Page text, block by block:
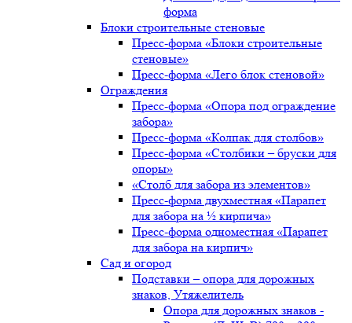
форма
Блоки строительные стеновые
Пресс-форма «Блоки строительные
стеновые»
Пресс-форма «Лего блок стеновой»
Ограждения
Пресс-форма «Опора под ограждение
забора»
Пресс-форма «Колпак для столбов»
Пресс-форма «Столбики – бруски для
опоры»
«Столб для забора из элементов»
Пресс-форма двухместная «Парапет
для забора на ½ кирпича»
Пресс-форма одноместная «Парапет
для забора на кирпич»
Сад и огород
Подставки – опора для дорожных
знаков, Утяжелитель
Опора для дорожных знаков -